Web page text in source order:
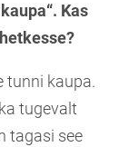
Kas
tunni kaupa.
tugevalt
tagasi see